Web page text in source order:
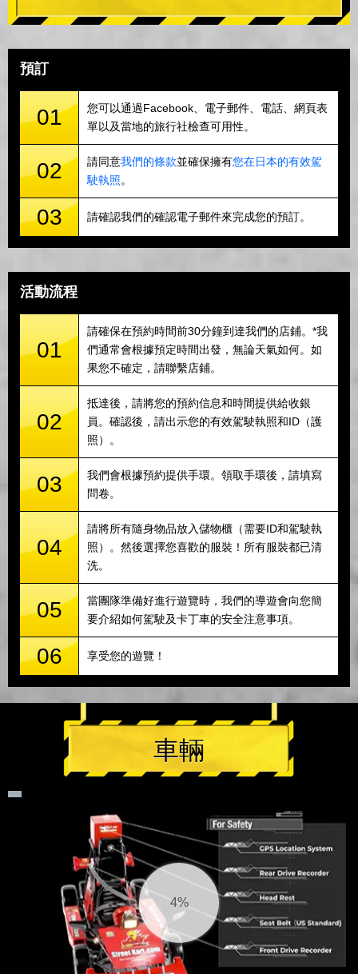
預訂
01
您可以通過Facebook、電子郵件、電話、網頁表
單以及當地的旅行社檢查可用性。
02 請同意我們的條款並確保擁有您在日本的有效駕
駛執照。
03 請確認我們的確認電子郵件來完成您的預訂。
活動流程
01
請確保在預約時間前30分鐘到達我們的店鋪。*我
們通常會根據預定時間出發，無論天氣如何。如
果您不確定，請聯繫店鋪。
02
抵達後，請將您的預約信息和時間提供給收銀
員。確認後，請出示您的有效駕駛執照和ID（護
照）。
03
我們會根據預約提供手環。領取手環後，請填寫
問卷。
04
請將所有隨身物品放入儲物櫃（需要ID和駕駛執
照）。然後選擇您喜歡的服裝！所有服裝都已清
洗。
05
當團隊準備好進行遊覽時，我們的導遊會向您簡
要介紹如何駕駛及卡丁車的安全注意事項。
06 享受您的遊覽！
車輛
4%